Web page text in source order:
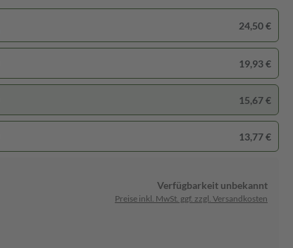
24,50 €
19,93 €
15,67 €
13,77 €
Verfügbarkeit unbekannt
Preise inkl. MwSt. ggf. zzgl. Versandkosten